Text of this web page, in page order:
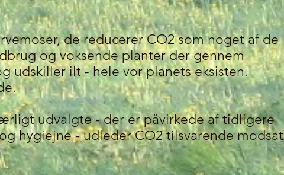
de reducerer CO2 som noget af de
og voksende planter der gennem
udskiller ilt - hele vor planets eksisten.
udvalgte - der er påvirkede af tidligere
hygiejne - udleder CO2 tilsvarende modsat